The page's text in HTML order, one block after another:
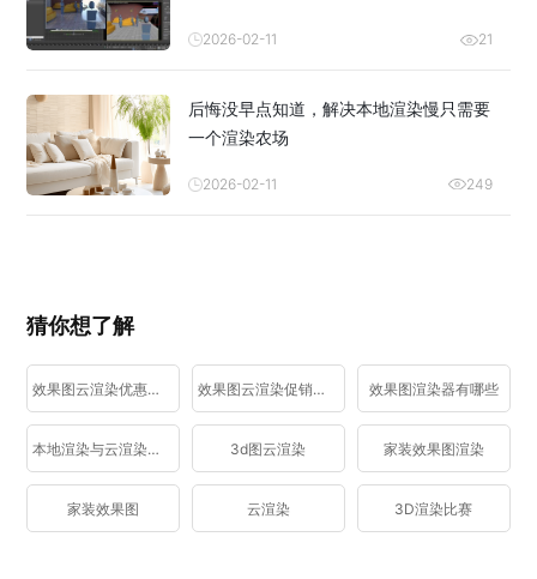
2026-02-11 21
后悔没早点知道，解决本地渲染慢只需要
一个渲染农场
2026-02-11 249
猜你想了解
效果图云渲染优惠活动 效果图云渲染促销活动 效果图渲染器有哪些
本地渲染与云渲染区别 3d图云渲染 家装效果图渲染
家装效果图 云渲染 3D渲染比赛